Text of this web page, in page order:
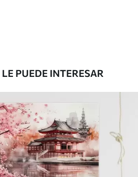
PUEDE INTERESAR